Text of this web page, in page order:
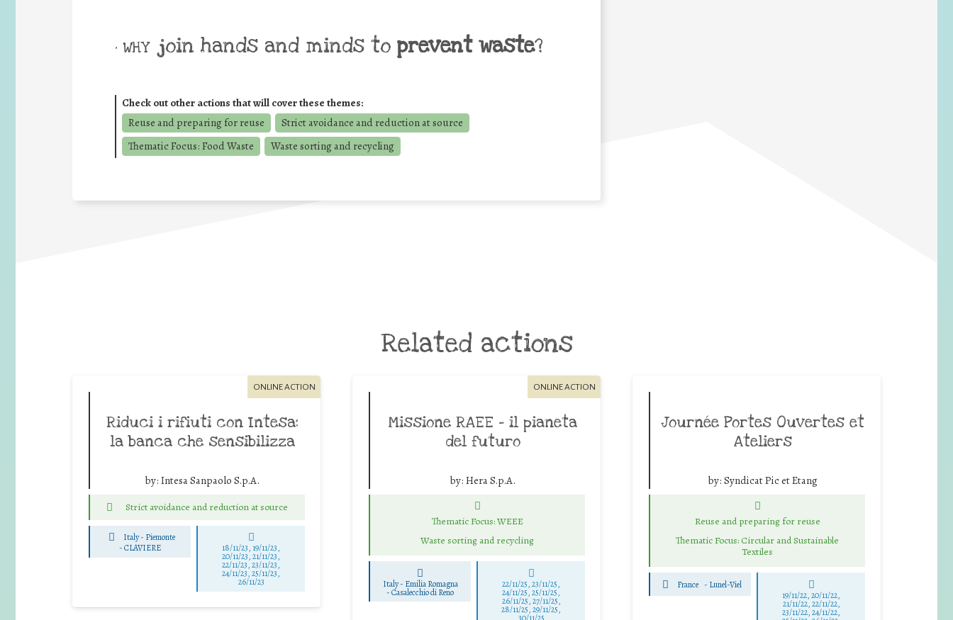
• WHY join hands and minds to prevent waste?
Check out other actions that will cover these themes:
Reuse and preparing for reuse
Strict avoidance and reduction at source
Thematic Focus: Food Waste
Waste sorting and recycling
Related actions
ONLINE ACTION
Riduci i rifiuti con Intesa:
la banca che sensibilizza
by: Intesa Sanpaolo S.p.A.
Strict avoidance and reduction at source
Italy - Piemonte
-CLAVIERE 18/11/23, 19/11/23,
20/11/23, 21/11/23,
22/11/23, 23/11/23,
24/11/23, 25/11/23,
26/11/23
ONLINE ACTION
Missione RAEE – il pianeta
del futuro
by: Hera S.p.A.
Thematic Focus: WEEE
Waste sorting and recycling
Italy - Emilia Romagna
-Casalecchio di Reno
22/11/25,23/11/25,
24/11/25,25/11/25,
26/11/25,27/11/25,
28/11/25,29/11/25,
30/11/25
Journée Portes Ouvertes et
Ateliers
by: Syndicat Pic et Etang
Reuse and preparing for reuse
Thematic Focus: Circular and Sustainable
Textiles
France - Lunel-Viel
19/11/22, 20/11/22,
21/11/22, 22/11/22,
23/11/22, 24/11/22,